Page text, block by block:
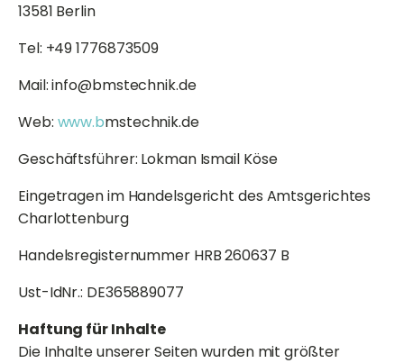
13581 Berlin
Tel: +49 1776873509
Mail: info@bmstechnik.de
Web: www.bmstechnik.de
Geschäftsführer: Lokman Ismail Köse
Eingetragen im Handelsgericht des Amtsgerichtes
Charlottenburg
Handelsregisternummer HRB 260637 B
Ust-IdNr.: DE365889077
Haftung für Inhalte
Die Inhalte unserer Seiten wurden mit größter